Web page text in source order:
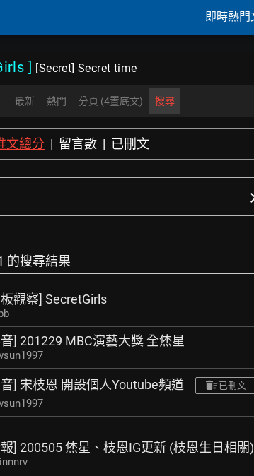
即時熱門
] [Secret] Secret time
最新 熱門 分頁 (4置底文) 搜尋
文總分 | 留言數 | 已刪文
的搜尋結果
觀察] SecretGirls
] 201229 MBC演藝大獎 全烋星
] 宋枝恩 開設個人Youtube頻道 已刪文
] 200505 烋星、枝恩IG更新 (枝恩生日相關)